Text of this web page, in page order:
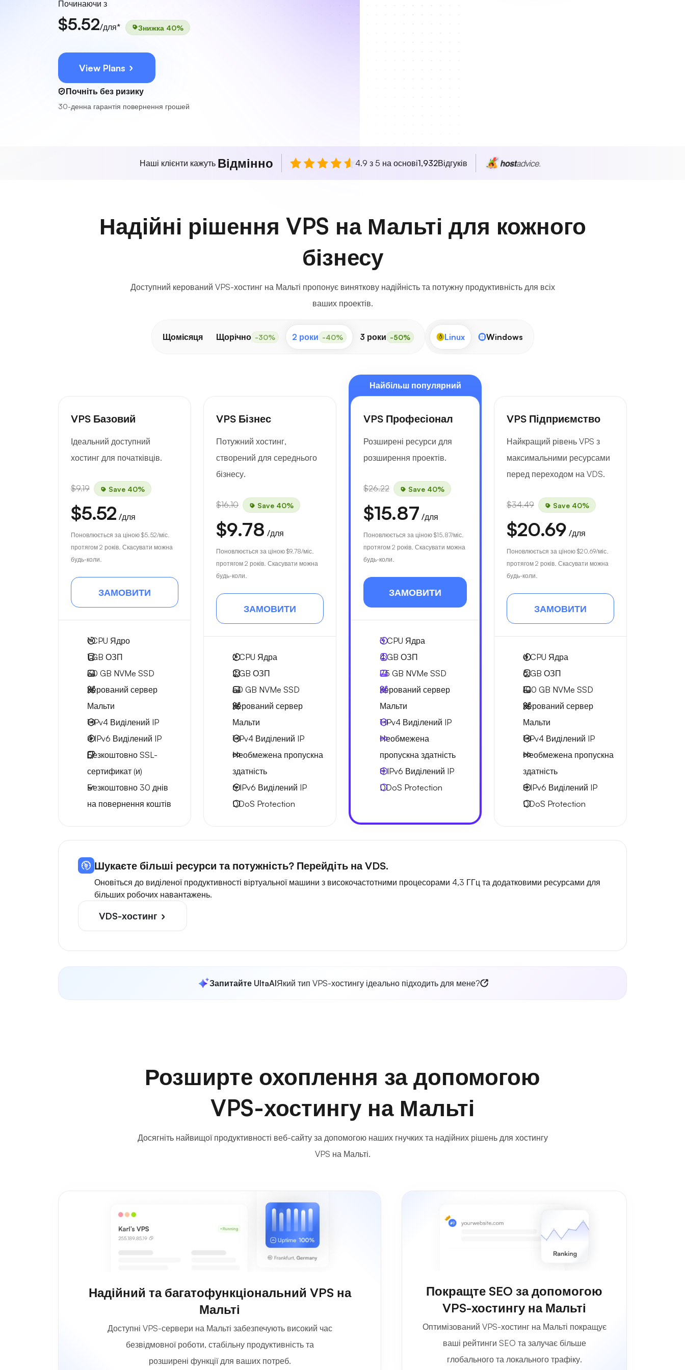
Починаючи з
$5.52/для* Знижка 40%
View Plans
Почніть без ризику
30-денна гарантія повернення грошей
Наші клієнти кажуть Відмінно 4.9 з 5 на основі1,932Відгуків
Надійні рішення VPS на Мальті для кожного
бізнесу
Доступний керований VPS-хостинг на Мальті пропонує виняткову надійність та потужну продуктивність для всіх
ваших проектів.
Щомісяця Щорічно -30% 2 роки -40% 3 роки -50% Linux Windows
VPS Базовий
Ідеальний доступний
хостинг для початківців.
$9.19 Save 40%
$5.52 /для
Поновлюється за ціною $5.52/міс.
протягом 2 років. Скасувати можна
будь-коли.
ЗАМОВИТИ
1CPU Ядро
1 GB ОЗП
30 GB NVMe SSD
Керований сервер
Мальти
1 IPv4 Виділений IP
4 IPv6 Виділений IP
Безкоштовно SSL-
сертификат (и)
Безкоштовно 30 днів
на повернення коштів
VPS Бізнес
Потужний хостинг,
створений для середнього
бізнесу.
$16.10 Save 40%
$9.78 /для
Поновлюється за ціною $9.78/міс.
протягом 2 років. Скасувати можна
будь-коли.
ЗАМОВИТИ
2CPU Ядра
2 GB ОЗП
50 GB NVMe SSD
Керований сервер
Мальти
1 IPv4 Виділений IP
Необмежена пропускна
здатність
6 IPv6 Виділений IP
DDoS Protection
Найбільш популярний
VPS Професіонал
Розширені ресурси для
розширення проектів.
$26.22 Save 40%
$15.87 /для
Поновлюється за ціною $15.87/міс.
протягом 2 років. Скасувати можна
будь-коли.
ЗАМОВИТИ
3CPU Ядра
4 GB ОЗП
75 GB NVMe SSD
Керований сервер
Мальти
1 IPv4 Виділений IP
Необмежена
пропускна здатність
8 IPv6 Виділений IP
DDoS Protection
VPS Підприємство
Найкращий рівень VPS з
максимальними ресурсами
перед переходом на VDS.
$34.49 Save 40%
$20.69 /для
Поновлюється за ціною $20.69/міс.
протягом 2 років. Скасувати можна
будь-коли.
ЗАМОВИТИ
4CPU Ядра
6 GB ОЗП
100 GB NVMe SSD
Керований сервер
Мальти
1 IPv4 Виділений IP
Необмежена пропускна
здатність
8 IPv6 Виділений IP
DDoS Protection
Шукаєте більші ресурси та потужність? Перейдіть на VDS.
Оновіться до виділеної продуктивності віртуальної машини з високочастотними процесорами 4,3 ГГц та додатковими ресурсами для
більших робочих навантажень.
VDS-хостинг
Запитайте UltaAIЯкий тип VPS-хостингу ідеально підходить для мене?
Розширте охоплення за допомогою
VPS-хостингу на Мальті
Досягніть найвищої продуктивності веб-сайту за допомогою наших гнучких та надійних рішень для хостингу
VPS на Мальті.
Надійний та багатофункціональний VPS на
Мальті
Доступні VPS-сервери на Мальті забезпечують високий час
безвідмовної роботи, стабільну продуктивність та
розширені функції для ваших потреб.
Покращте SEO за допомогою
VPS-хостингу на Мальті
Оптимізований VPS-хостинг на Мальті покращує
ваші рейтинги SEO та залучає більше
глобального та локального трафіку.